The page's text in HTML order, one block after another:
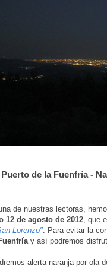
de la Fuenfría -
de nuestras lectoras,
12 de agosto de 2012, que
Lorenzo". Para evitar la
y así podremos
alerta naranja por ola